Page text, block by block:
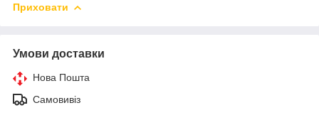
Приховати
Умови доставки
Нова Пошта
Самовивіз